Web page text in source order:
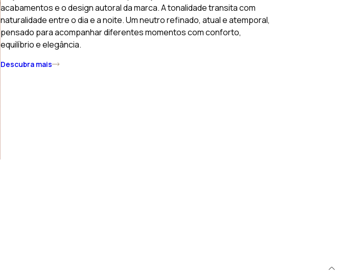
acabamentos e o design autoral da marca. A tonalidade transita com
naturalidade entre o dia e a noite. Um neutro refinado, atual e atemporal,
pensado para acompanhar diferentes momentos com conforto,
equilíbrio e elegância.
Descubra mais